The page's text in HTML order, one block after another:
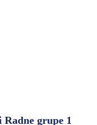
grupe 1